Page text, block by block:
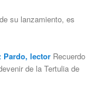
su lanzamiento, es
Pardo, lectorRecuerdo
de la Tertulia de